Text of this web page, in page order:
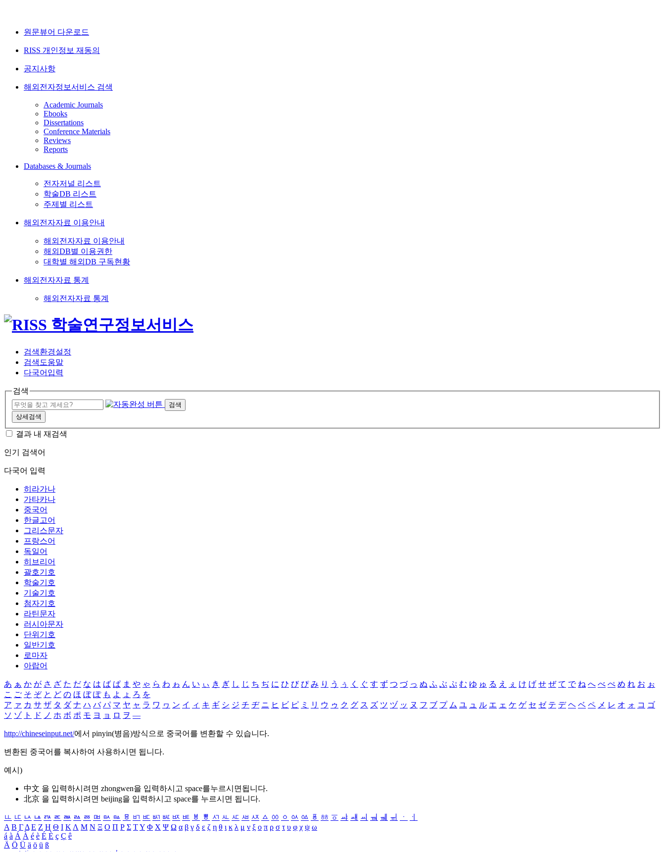
원문뷰어 다운로드
RISS 개인정보 재동의
공지사항
해외전자정보서비스 검색
Academic Journals
Ebooks
Dissertations
Conference Materials
Reviews
Reports
Databases & Journals
전자저널 리스트
학술DB 리스트
주제별 리스트
해외전자자료 이용안내
해외전자자료 이용안내
해외DB별 이용권한
대학별 해외DB 구독현황
해외전자자료 통계
해외전자자료 통계
검색환경설정
검색도움말
다국어입력
검색
검색
상세검색
결과 내 재검색
인기 검색어
다국어 입력
히라가나
가타카나
중국어
한글고어
그리스문자
프랑스어
독일어
히브리어
괄호기호
학술기호
기술기호
첨자기호
라틴문자
러시아문자
단위기호
일반기호
로마자
아랍어
あ ぁ か が さ ざ た だ な は ば ぱ ま や ゃ ら わ ゎ ん い ぃ き ぎ し じ ち ぢ に ひ び ぴ み り う ぅ く ぐ す ず つ づ っ ぬ ふ ぶ ぷ む ゆ ゅ る え ぇ け げ せ ぜ て で ね へ べ ぺ め れ お ぉ
こ ご そ ぞ と ど の ほ ぼ ぽ も よ ょ ろ を
ア ァ カ サ ザ タ ダ ナ ハ バ パ マ ヤ ャ ラ ワ ヮ ン イ ィ キ ギ シ ジ チ ヂ ニ ヒ ビ ピ ミ リ ウ ゥ ク グ ス ズ ツ ヅ ッ ヌ フ ブ プ ム ユ ュ ル エ ェ ケ ゲ セ ゼ テ デ ヘ ベ ペ メ レ オ ォ コ ゴ
ソ ゾ ト ド ノ ホ ボ ポ モ ヨ ョ ロ ヲ ―
http://chineseinput.net/에서 pinyin(병음)방식으로 중국어를 변환할 수 있습니다.
변환된 중국어를 복사하여 사용하시면 됩니다.
예시)
中文 을 입력하시려면 zhongwen을 입력하시고 space를누르시면됩니다.
北京 을 입력하시려면 beijing을 입력하시고 space를 누르시면 됩니다.
ㅥ ㅦ ㅧ ㅨ ㅩ ㅪ ㅫ ㅬ ㅭ ㅮ ㅯ ㅰ ㅱ ㅲ ㅳ ㅴ ㅵ ㅶ ㅷ ㅸ ㅹ ㅺ ㅻ ㅼ ㅽ ㅾ ㅿ ㆀ ㆁ ㆂ ㆃ ㆄ ㆅ ㆆ ㆇ ㆈ ㆉ ㆊ ㆋ ㆌ ㆍ
ㆎ
Α Β ΓΔ Ε Ζ Η Θ Ι ΚΛ Μ Ν Ξ Ο Π Ρ Σ ΤΥ Φ Χ Ψ Ω α β γ δ ε ζ η θ ι κ λ μ ν ξ ο π ρ σ τ υ φ χ ψ ω
á à Á À é è É È ç Ç ê
Ä Ö Ü ä ö ü ß